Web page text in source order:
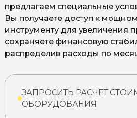
предлагаем специальные
Вы получаете доступ к
инструменту для увеличения
сохраняете финансовую
распределив расходы по
ЗАПРОСИТЬ РАСЧЕТ
ОБОРУДОВАНИЯ